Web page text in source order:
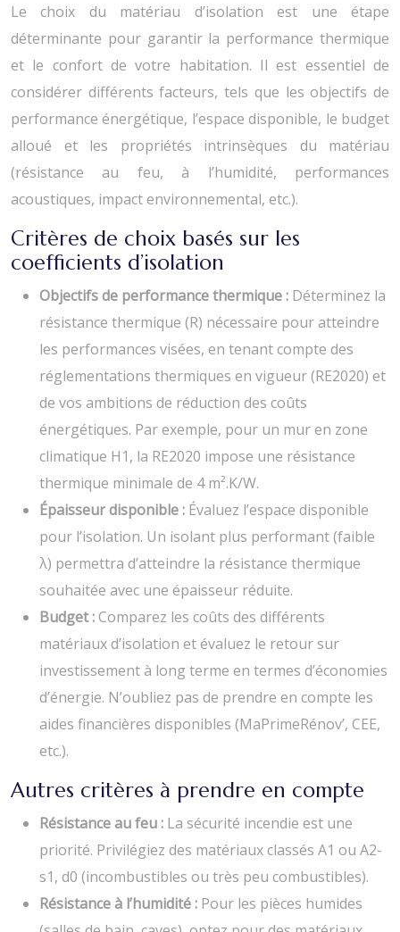
Le choix du matériau d’isolation est une étape
déterminante pour garantir la performance thermique
et le confort de votre habitation. Il est essentiel de
considérer différents facteurs, tels que les objectifs de
performance énergétique, l’espace disponible, le budget
alloué et les propriétés intrinsèques du matériau
(résistance au feu, à l’humidité, performances
acoustiques, impact environnemental, etc.).
Critères de choix basés sur les
coefficients d’isolation
Objectifs de performance thermique : Déterminez la
résistance thermique (R) nécessaire pour atteindre
les performances visées, en tenant compte des
réglementations thermiques en vigueur (RE2020) et
de vos ambitions de réduction des coûts
énergétiques. Par exemple, pour un mur en zone
climatique H1, la RE2020 impose une résistance
thermique minimale de 4 m².K/W.
Épaisseur disponible : Évaluez l’espace disponible
pour l’isolation. Un isolant plus performant (faible
λ) permettra d’atteindre la résistance thermique
souhaitée avec une épaisseur réduite.
Budget :Comparez les coûts des différents
matériaux d’isolation et évaluez le retour sur
investissement à long terme en termes d’économies
d’énergie. N’oubliez pas de prendre en compte les
aides financières disponibles (MaPrimeRénov’, CEE,
etc.).
Autres critères à prendre en compte
Résistance au feu : La sécurité incendie est une
priorité. Privilégiez des matériaux classés A1 ou A2-
s1, d0 (incombustibles ou très peu combustibles).
Résistance à l’humidité : Pour les pièces humides